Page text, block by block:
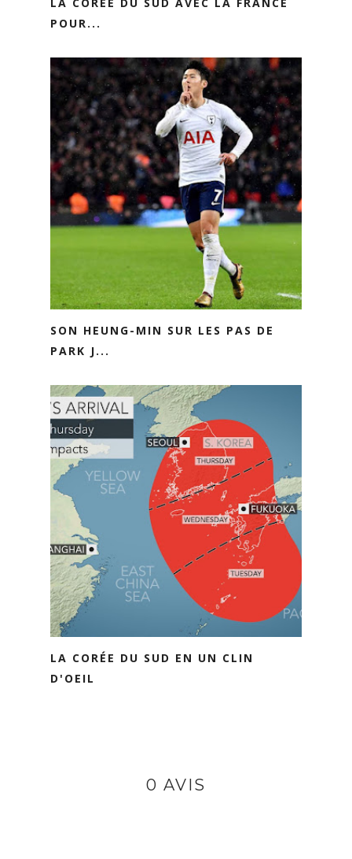
LA CORÉE DU SUD AVEC LA FRANCE
POUR...
SON HEUNG-MIN SUR LES PAS DE
PARK J...
LA CORÉE DU SUD EN UN CLIN
D'OEIL
0 AVIS